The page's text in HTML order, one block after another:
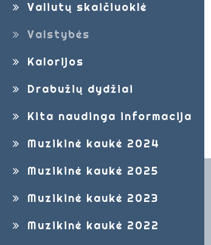
Valiutų skaičiuoklė
Valstybės
Kalorijos
Drabužių dydžiai
Kita naudinga informacija
Muzikinė kaukė 2024
Muzikinė kaukė 2025
Muzikinė kaukė 2023
Muzikinė kaukė 2022